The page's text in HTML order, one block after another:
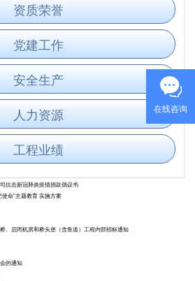
资质荣誉
党建工作
安全生产
人力资源
工程业绩
抗击新冠肺炎疫情捐款倡议书
命”主题教育 实施方案
、启闭机房和桥头堡（含鱼道）工程内部招标通知
的通知
在线咨询